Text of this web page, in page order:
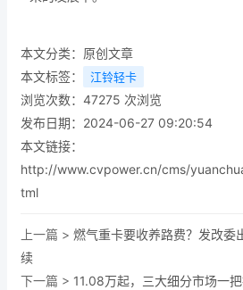
本文分类： 原创文章
本文标签：
江铃轻卡
浏览次数： 47275 次浏览
发布日期：2024-06-27 09:20:54
本文链接：
http://www.cvpower.cn/cms/
tml
上一篇 > 燃气重卡要收养路费？发改委
续
下一篇 > 11.08万起，三大细分市场一